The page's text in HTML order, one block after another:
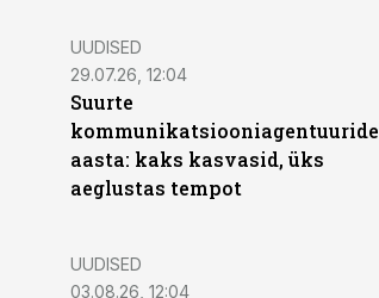
UUDISED
29.07.26, 12:04
Suurte
kommunikatsiooniagentuuride
aasta: kaks kasvasid, üks
aeglustas tempot
UUDISED
03.08.26, 12:04